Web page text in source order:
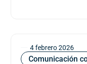
4 febrero 2026
Comunicación